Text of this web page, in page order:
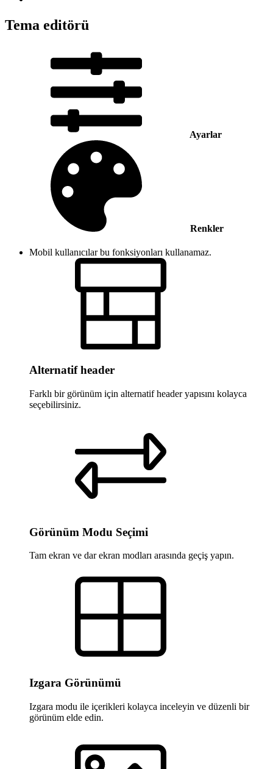
Tema editörü
Ayarlar
Renkler
Mobil kullanıcılar bu fonksiyonları kullanamaz.
Alternatif header
Farklı bir görünüm için alternatif header yapısını kolayca
seçebilirsiniz.
Görünüm Modu Seçimi
Tam ekran ve dar ekran modları arasında geçiş yapın.
Izgara Görünümü
Izgara modu ile içerikleri kolayca inceleyin ve düzenli bir
görünüm elde edin.